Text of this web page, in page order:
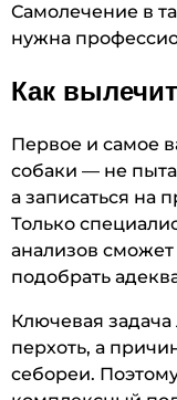
Самолечение в
нужна
Как
Первое и самое
собаки — не
а записаться на
Только
анализов сможет
подобрать
Ключевая
перхоть, а
себореи.